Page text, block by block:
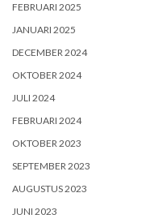
FEBRUARI 2025
JANUARI 2025
DECEMBER 2024
OKTOBER 2024
JULI 2024
FEBRUARI 2024
OKTOBER 2023
SEPTEMBER 2023
AUGUSTUS 2023
JUNI 2023